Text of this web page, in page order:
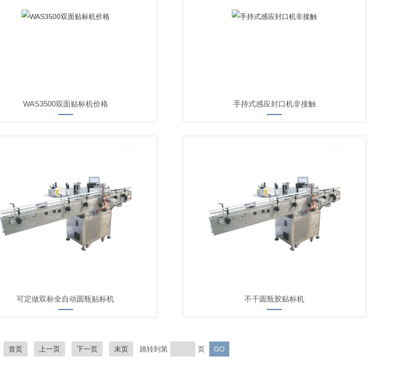
WAS3500双面贴标机价格 手持式感应封口机非接触
可定做双标全自动圆瓶贴标机 不干圆瓶胶贴标机
首页 上一页 下一页 末页 跳转到第 页